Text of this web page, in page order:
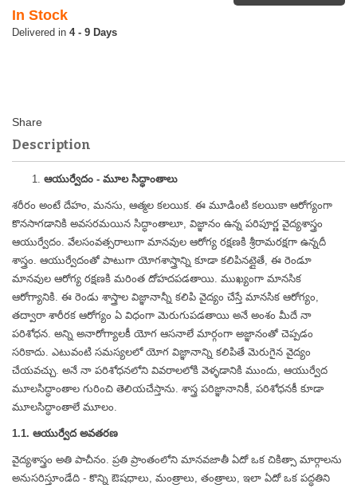
In Stock
4 - 9 Days
Description
ఆయుర్వేదం - మూల సిద్ధాంతాలు
శరీరం అంటే దేహం, మనసు, ఆత్మల కలయిక. ఈ మూడింటి కలయికా ఆరోగ్యంగా
కొనసాగడానికి అవసరమయిన సిద్ధాంతాలూ, విజ్ఞానం ఉన్న పరిపూర్ణ వైద్యశాస్త్రం
ఆయుర్వేదం. వేలసంవత్సరాలుగా మానవుల ఆరోగ్య రక్షణకి శ్రీరామరక్షగా ఉన్నదీ
శాస్త్రం. ఆయుర్వేదంతో పాటుగా యోగశాస్త్రాన్ని కూడా కలిపినట్లైతే, ఈ రెండూ
మానవుల ఆరోగ్య రక్షణకి మరింత దోహదపడతాయి. ముఖ్యంగా మానసిక
ఆరోగ్యానికి. ఈ రెండు శాస్త్రాల విజ్ఞానాన్నీ కలిపి వైద్యం చేస్తే మానసిక ఆరోగ్యం,
తద్వారా శారీరక ఆరోగ్యం ఏ విధంగా మెరుగుపడతాయి అనే అంశం మీదే నా
పరిశోధన. అన్ని అనారోగ్యాలకీ యోగ ఆసనాలే మార్గంగా అజ్ఞానంతో చెప్పడం
సరికాదు. ఎటువంటి సమస్యలలో యోగ విజ్ఞానాన్ని కలిపితే మెరుగైన వైద్యం
చేయవచ్చు. అనే నా పరిశోధనలోని వివరాలలోకి వెళ్ళడానికి ముందు, ఆయుర్వేద
మూలసిద్ధాంతాల గురించి తెలియచేస్తాను. శాస్త్ర పరిజ్ఞానానికీ, పరిశోధనకీ కూడా
మూలసిద్ధాంతాలే మూలం.
1.1. ఆయుర్వేద అవతరణ
వైద్యశాస్త్రం అతి పాచీనం. ప్రతి ప్రాంతంలోని మానవజాతీ ఏదో ఒక చికిత్సా మార్గాలను
అనుసరిస్తూండేది - కొన్ని ఔషధాలు, మంత్రాలు, తంత్రాలు, ఇలా ఏదో ఒక పద్ధతిని